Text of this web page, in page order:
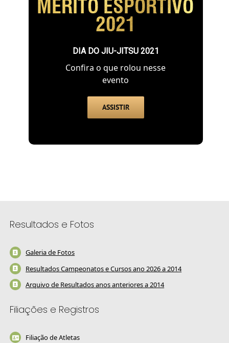
DIA DO JIU-JITSU 2021
Confira o que rolou nesse
evento
ASSISTIR
Resultados e Fotos
Galeria de Fotos
Resultados Campeonatos e Cursos ano 2026 a 2014
Arquivo de Resultados anos anteriores a 2014
Filiações e Registros
Filiação de Atletas